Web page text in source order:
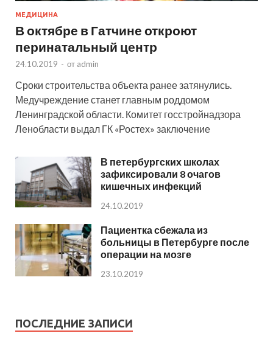
МЕДИЦИНА
В октябре в Гатчине откроют
перинатальный центр
24.10.2019 - от admin
Сроки строительства объекта ранее затянулись.
Медучреждение станет главным роддомом
Ленинградской области. Комитет госстройнадзора
Ленобласти выдал ГК «Ростех» заключение
В петербургских школах
зафиксировали 8 очагов
кишечных инфекций
24.10.2019
Пациентка сбежала из
больницы в Петербурге после
операции на мозге
23.10.2019
ПОСЛЕДНИЕ ЗАПИСИ